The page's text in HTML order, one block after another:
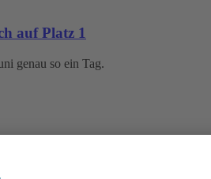
auf Platz 1
genau so ein Tag.